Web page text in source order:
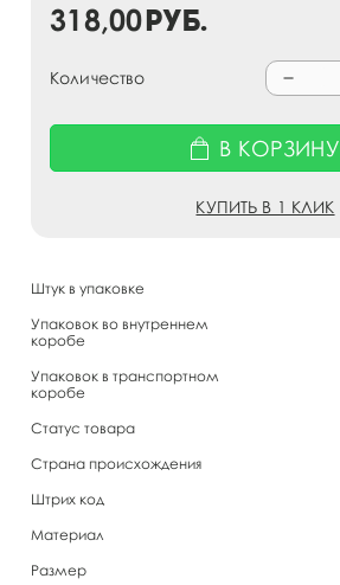
Штук в упаковке
Упаковок во внутреннем
коробе
Упаковок в транспортном
коробе
Статус товара
Страна происхождения
Штрих код
Материал
Размер
318,00руб.
Количество
В КОРЗИНУ
КУПИТЬ В 1 КЛИК